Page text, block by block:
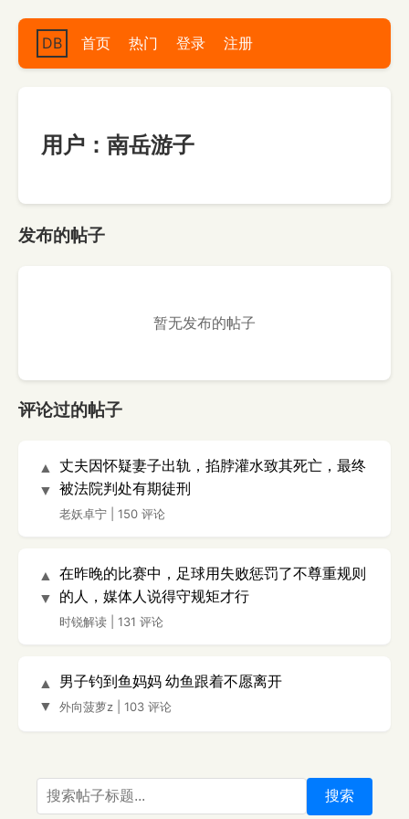
DB 首页 热门 登录 注册
用户：南岳游子
发布的帖子
暂无发布的帖子
评论过的帖子
▲
▼
丈夫因怀疑妻子出轨，掐脖灌水致其死亡，最终
被法院判处有期徒刑
老妖卓宁 150 评论
▲
▼
在昨晚的比赛中，足球用失败惩罚了不尊重规则
的人，媒体人说得守规矩才行
时锐解读 131 评论
▲
▼
男子钓到鱼妈妈 幼鱼跟着不愿离开
外向菠萝z 103 评论
搜索